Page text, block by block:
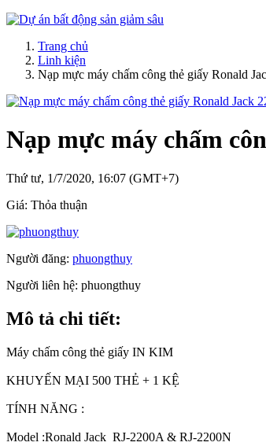
Trang chủ
Linh kiện
Nạp mực máy chấm công thẻ giấy Ronald
Nạp mực máy chấm
Thứ tư, 1/7/2020, 16:07 (GMT+7)
Giá: Thỏa thuận
Người đăng: phuongthuy
Người liên hệ: phuongthuy
Mô tả chi tiết:
Máy chấm công thẻ giấy IN KIM
KHUYẾN MẠI 500 THẺ + 1 KỆ
TÍNH NĂNG :
Model :Ronald Jack RJ-2200A & RJ-2200N